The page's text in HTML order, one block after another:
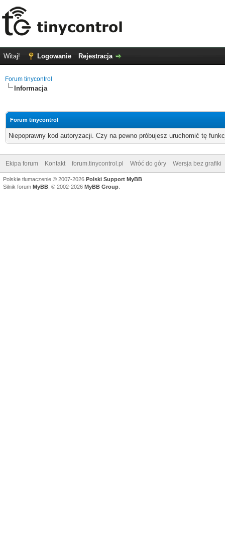
Witaj! Logowanie Rejestracja
Forum tinycontrol
Informacja
Forum tinycontrol
Niepoprawny kod autoryzacji. Czy na pewno próbujesz uruchomić tę
Ekipa forum Kontakt forum.tinycontrol.pl Wróć do góry Wersja bez grafiki
Polskie tłumaczenie © 2007-2026 Polski Support MyBB
Silnik forum MyBB , © 2002-2026 MyBB Group